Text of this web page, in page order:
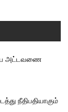
அட்டவணை
நீதிபதியாகும்